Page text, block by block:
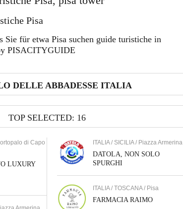
Pisa
Sie für etwa Pisa suchen guide turistiche in
PISACITYGUIDE
DELLE ABBADESSE ITALIA
TOP SELECTED: 16
di Capo
LUXURY
ITALIA / SICILIA / Piazza Armerina
DATOLA, NON SOLO
SPURGHI
ITALIA / TOSCANA / Pisa
FARMACIA RAIMO